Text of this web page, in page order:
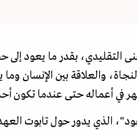
التقليدي، بقدر ما يعود إلى
والعلاقة بين الإنسان
أعماله حتى عندما تكون
الذي يدور حول تابوت